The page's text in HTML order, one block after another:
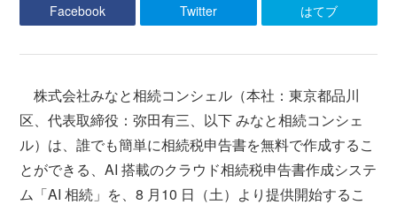
Facebook Twitter はてブ
株式会社みなと相続コンシェル（本社：東京都品川
区、代表取締役：弥田有三、以下 みなと相続コンシェ
ル）は、誰でも簡単に相続税申告書を無料で作成するこ
とができる、AI 搭載のクラウド相続税申告書作成システ
ム「AI 相続」を、8 月10 日（土）より提供開始するこ